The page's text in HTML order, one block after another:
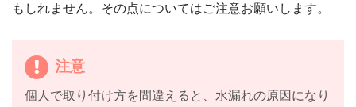
もしれません。その点についてはご注意お願いします。
注意
個人で取り付け方を間違えると、水漏れの原因になり